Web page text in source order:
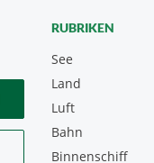
RUBRIKEN
See
Land
Luft
Bahn
Binnenschiff